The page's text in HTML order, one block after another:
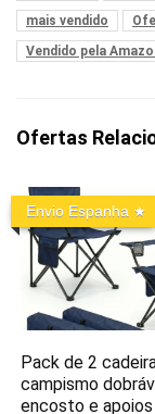
mais vendido
Vendido pela
Ofertas
Envio Espanha
Pack de 2
campismo
encosto e